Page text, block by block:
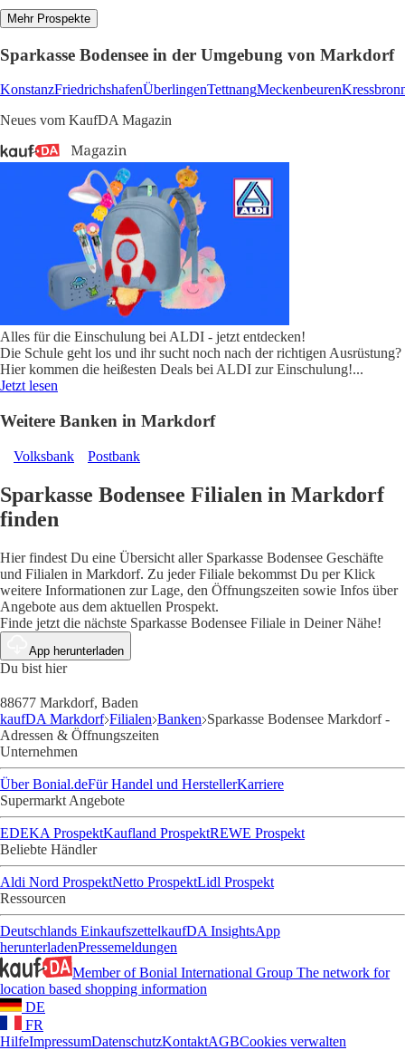
Mehr Prospekte
Sparkasse Bodensee in der Umgebung von Markdorf
KonstanzFriedrichshafenÜberlingenTettnangMeckenbeuren
Neues vom KaufDA Magazin
Alles für die Einschulung bei ALDI - jetzt entdecken!
Die Schule geht los und ihr sucht noch nach der richtigen Ausrüstung?
Hier kommen die heißesten Deals bei ALDI zur Einschulung!...
Jetzt lesen
Weitere Banken in Markdorf
Volksbank Postbank
Sparkasse Bodensee Filialen in Markdorf
finden
Hier findest Du eine Übersicht aller Sparkasse Bodensee Geschäfte
und Filialen in Markdorf. Zu jeder Filiale bekommst Du per Klick
weitere Informationen zur Lage, den Öffnungszeiten sowie Infos über
Angebote aus dem aktuellen Prospekt.
Finde jetzt die nächste Sparkasse Bodensee Filiale in Deiner Nähe!
App herunterladen
Du bist hier
88677 Markdorf, Baden
kaufDA Markdorf Filialen Banken Sparkasse Bodensee Markdorf -
Adressen & Öffnungszeiten
Unternehmen
Über Bonial.deFür Handel und HerstellerKarriere
Supermarkt Angebote
EDEKA ProspektKaufland ProspektREWE Prospekt
Beliebte Händler
Aldi Nord ProspektNetto ProspektLidl Prospekt
Ressourcen
Deutschlands EinkaufszettelkaufDA InsightsApp
herunterladenPressemeldungen
Member of Bonial International Group The network for
location based shopping information
DE
FR
HilfeImpressumDatenschutzKontaktAGBCookies verwalten